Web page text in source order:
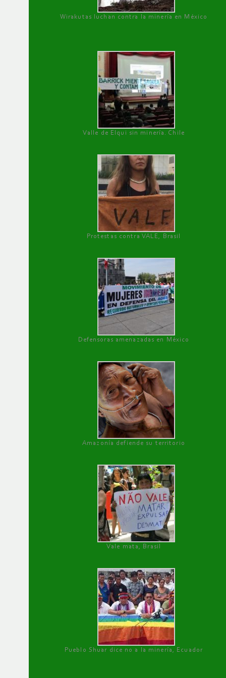
Wirakutas luchan contra la minería en México
Valle de Elqui sin minería. Chile
Protestas contra VALE, Brasil
Defensoras amenazadas en México
Amazonía defiende su territorio
Vale mata, Brasil
Pueblo Shuar dice no a la minería, Ecuador